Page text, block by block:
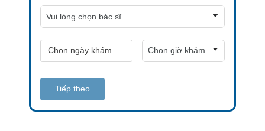
Tiếp theo